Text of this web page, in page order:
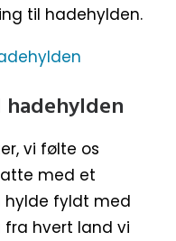
til hadehylden.
vi følte os
med et
hylde fyldt med
fra hvert land vi